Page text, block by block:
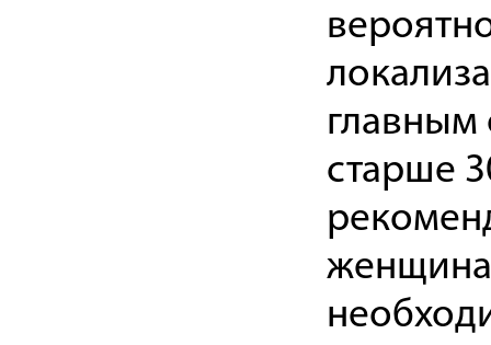
главным
старше
женщина